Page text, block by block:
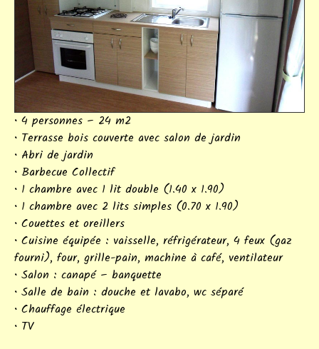
• 4 personnes – 24 m2
• Terrasse bois couverte avec salon de jardin
• Abri de jardin
• Barbecue Collectif
• 1 chambre avec 1 lit double (1.40 x 1.90)
• 1 chambre avec 2 lits simples (0.70 x 1.90)
• Couettes et oreillers
• Cuisine équipée : vaisselle, réfrigérateur, 4 feux (gaz
fourni), four, grille-pain, machine à café, ventilateur
• Salon : canapé – banquette
• Salle de bain : douche et lavabo, wc séparé
• Chauffage électrique
• TV